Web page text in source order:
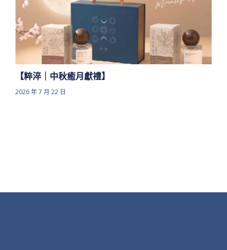
【粹淬｜中秋癒月獻禮】
2026 年 7 月 22 日